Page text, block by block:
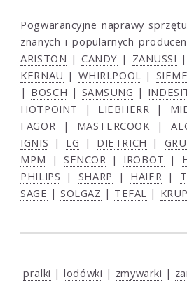
Pogwarancyjne naprawy
znanych i popularnych
ARISTON |CANDY | ZANUSSI
KERNAU | WHIRLPOOL |
| BOSCH | SAMSUNG |
HOTPOINT | LIEBHERR |
FAGOR | MASTERCOOK |
IGNIS | LG | DIETRICH |
MPM |SENCOR | IROBOT |
PHILIPS | SHARP | HAIER |
SAGE |SOLGAZ | TEFAL |
pralki |lodówki | zmywarki |